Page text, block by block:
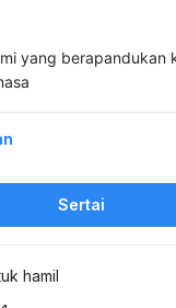
yang berapandukan
Sertai
hamil